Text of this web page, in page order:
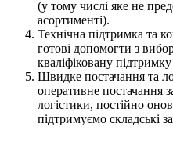
(у тому числі яке не
асортименті).
Технічна підтримка та
готові допомогти з
кваліфіковану
Швидке постачання та
оперативне постачання
логістики, постійно
підтримуємо складські